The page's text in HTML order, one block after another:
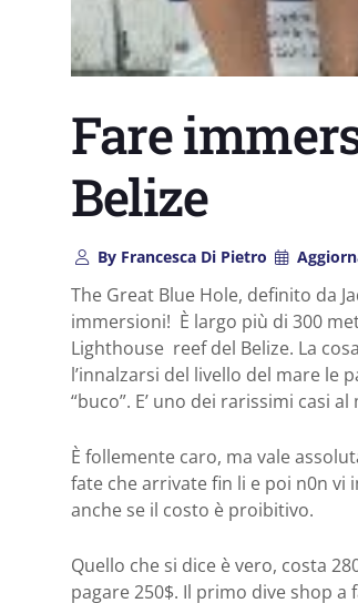
Fare
Belize
ByFrancesca Di Pietro
The Great Blue Hole, definito da
immersioni! È largo più di 300
Lighthouse reef del Belize. La
l’innalzarsi del livello del mare le
“buco”. E’ uno dei rarissimi casi
È follemente caro, ma vale
fate che arrivate fin li e poi n0n vi
anche se il costo è proibitivo.
Quello che si dice è vero, costa
pagare 250$. Il primo dive shop a